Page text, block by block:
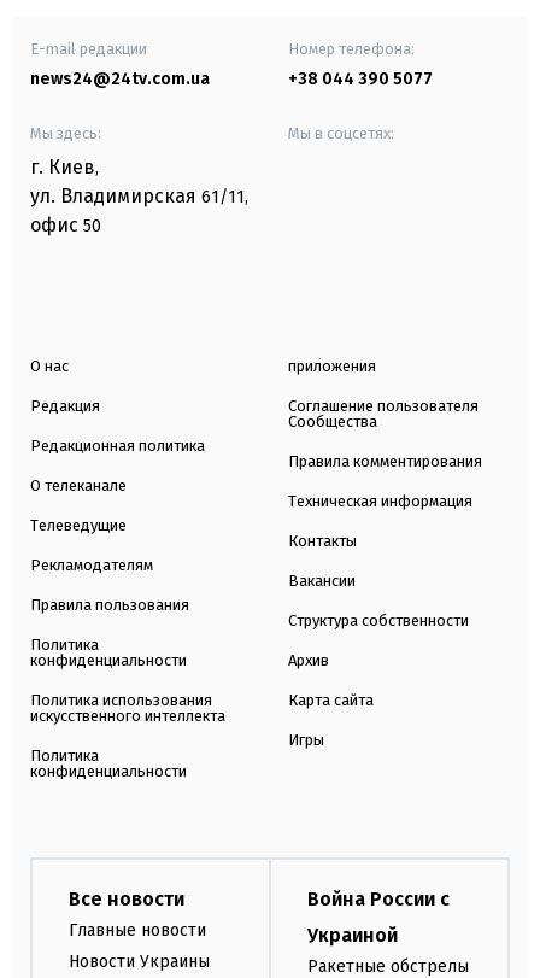
E-mail редакции
news24@24tv.com.ua
Номер телефона:
+38 044 390 5077
Мы здесь:
г. Киев,
ул. Владимирская 61/11,
офис 50
Мы в соцсетях:
О нас
Редакция
Редакционная политика
О телеканале
Телеведущие
Рекламодателям
Правила пользования
Политика
конфиденциальности
Политика использования
искусственного интеллекта
Политика
конфиденциальности
приложения
Соглашение пользователя
Сообщества
Правила комментирования
Техническая информация
Контакты
Вакансии
Структура собственности
Архив
Карта сайта
Игры
Все новости
Главные новости
Новости Украины
Война России с
Украиной
Ракетные обстрелы